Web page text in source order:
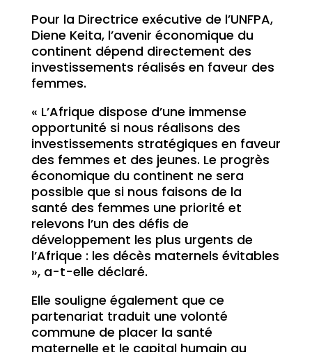
Pour la Directrice exécutive de l’UNFPA,
Diene Keita, l’avenir économique du
continent dépend directement des
investissements réalisés en faveur des
femmes.
« L’Afrique dispose d’une immense
opportunité si nous réalisons des
investissements stratégiques en faveur
des femmes et des jeunes. Le progrès
économique du continent ne sera
possible que si nous faisons de la
santé des femmes une priorité et
relevons l’un des défis de
développement les plus urgents de
l’Afrique : les décès maternels évitables
», a-t-elle déclaré.
Elle souligne également que ce
partenariat traduit une volonté
commune de placer la santé
maternelle et le capital humain au